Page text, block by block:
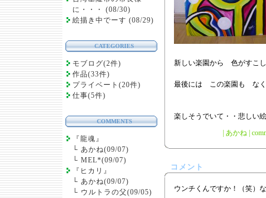
に・・・ (08/30)
絵描き中でーす (08/29)
CATEGORIES
モブログ(2件)
作品(33件)
プライベート(20件)
仕事(5件)
COMMENTS
『龍魂』
└ あかね(09/07)
└ MEL*(09/07)
『ヒカリ』
└ あかね(09/07)
└ ウルトラの父(09/05)
新しい楽園から 色がすこ
最後には この楽園も なく
楽しそうでいて・・悲しい
あかね|
コメント
ウンチくんですか！（笑）